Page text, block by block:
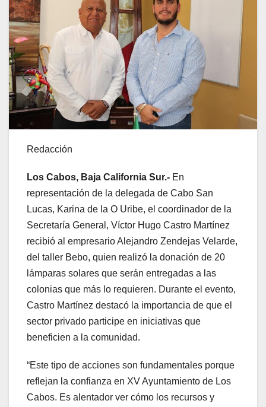
Redacción
Los Cabos, Baja California Sur.- En
representación de la delegada de Cabo San
Lucas, Karina de la O Uribe, el coordinador de la
Secretaría General, Víctor Hugo Castro Martínez
recibió al empresario Alejandro Zendejas Velarde,
del taller Bebo, quien realizó la donación de 20
lámparas solares que serán entregadas a las
colonias que más lo requieren. Durante el evento,
Castro Martínez destacó la importancia de que el
sector privado participe en iniciativas que
beneficien a la comunidad.
“Este tipo de acciones son fundamentales porque
reflejan la confianza en XV Ayuntamiento de Los
Cabos. Es alentador ver cómo los recursos y